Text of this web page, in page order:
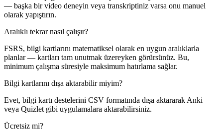
— başka bir video deneyin veya transkriptiniz varsa onu manuel
olarak yapıştırın.
Aralıklı tekrar nasıl çalışır?
FSRS, bilgi kartlarını matematiksel olarak en uygun aralıklarla
planlar — kartları tam unutmak üzereyken görürsünüz. Bu,
minimum çalışma süresiyle maksimum hatırlama sağlar.
Bilgi kartlarını dışa aktarabilir miyim?
Evet, bilgi kartı destelerini CSV formatında dışa aktararak Anki
veya Quizlet gibi uygulamalara aktarabilirsiniz.
Ücretsiz mi?